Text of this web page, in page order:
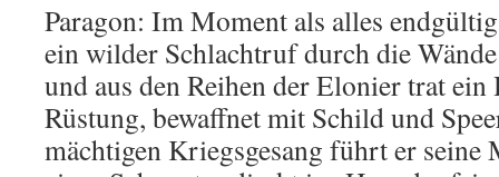
Paragon: Im Moment als alles
ein wilder Schlachtruf durch die
und aus den Reihen der Elonier trat
Rüstung, bewaffnet mit Schild und
mächtigen Kriegsgesang führt er seine